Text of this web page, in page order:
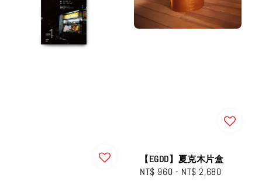
【EGDD】夏克木片盒
Regular
NT$ 960 - NT$ 2,680